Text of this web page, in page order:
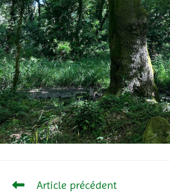
Article précédent